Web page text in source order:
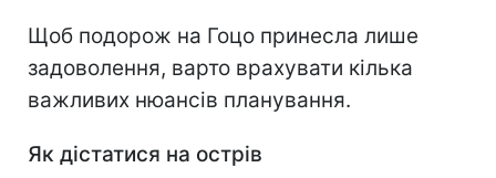
Щоб подорож на Гоцо принесла лише
задоволення, варто врахувати кілька
важливих нюансів планування.
Як дістатися на острів